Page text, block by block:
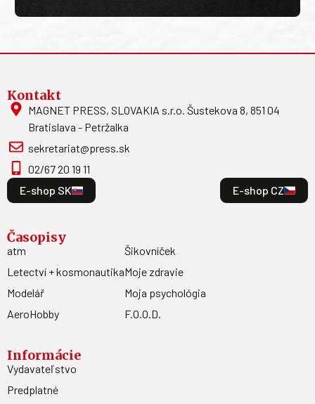
Kontakt
MAGNET PRESS, SLOVAKIA s.r.o. Šustekova 8, 851 04
Bratislava - Petržalka
sekretariat@press.sk
02/67 20 19 11
E-shop SK
E-shop CZ
Časopisy
atm
Letectví + kosmonautika
Modelář
AeroHobby
Šikovníček
Moje zdravie
Moja psychológia
F.O.O.D.
Informácie
Vydavateľstvo
Predplatné